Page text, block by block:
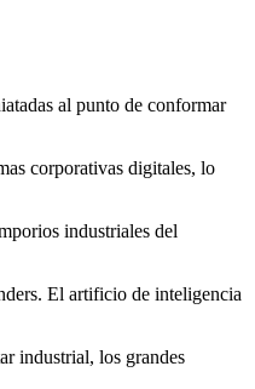
al punto de conformar
corporativas digitales, lo
industriales del
El artificio de inteligencia
industrial, los grandes